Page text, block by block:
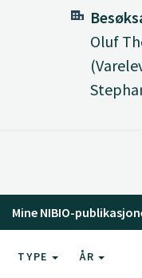
Oluf
Mine NIBIO-
TYPE ÅR